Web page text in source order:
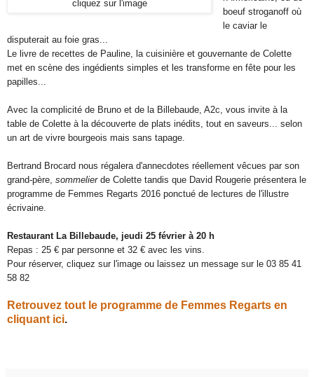
cliquez sur l'image
boeuf stroganoff où
le caviar le
disputerait au foie gras...
Le livre de recettes de Pauline, la cuisinière et gouvernante de Colette
met en scène des ingédients simples et les transforme en fête pour les
papilles...
Avec la complicité de Bruno et de la Billebaude, A2c, vous invite à la
table de Colette à la découverte de plats inédits, tout en saveurs... selon
un art de vivre bourgeois mais sans tapage.
Bertrand Brocard nous régalera d'annecdotes réellement vêcues par son
grand-père, sommelierde Colette tandis que David Rougerie présentera le
programme de Femmes Regarts 2016 ponctué de lectures de l'illustre
écrivaine.
Restaurant La Billebaude, jeudi 25 février à 20 h
Repas : 25 € par personne et 32 € avec les vins.
Pour réserver, cliquez sur l'image ou laissez un message sur le 03 85 41
58 82
Retrouvez tout le programme de Femmes Regarts en
cliquant ici.